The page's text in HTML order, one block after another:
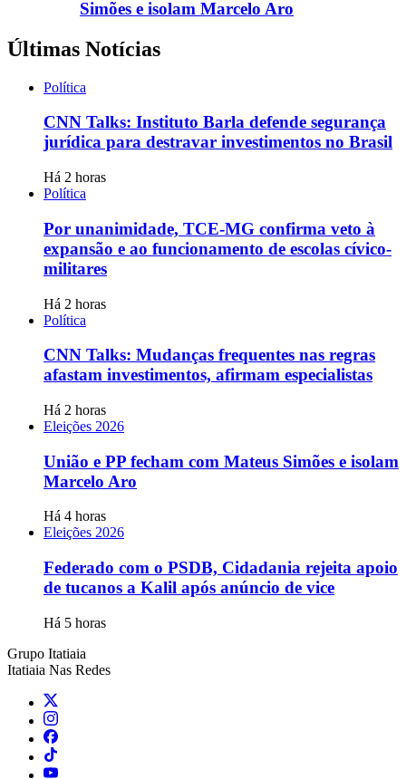
Simões e isolam Marcelo Aro
Últimas Notícias
Política
CNN Talks: Instituto Barla defende segurança
jurídica para destravar investimentos no Brasil
Há 2 horas
Política
Por unanimidade, TCE-MG confirma veto à
expansão e ao funcionamento de escolas cívico-
militares
Há 2 horas
Política
CNN Talks: Mudanças frequentes nas regras
afastam investimentos, afirmam especialistas
Há 2 horas
Eleições 2026
União e PP fecham com Mateus Simões e isolam
Marcelo Aro
Há 4 horas
Eleições 2026
Federado com o PSDB, Cidadania rejeita apoio
de tucanos a Kalil após anúncio de vice
Há 5 horas
Grupo Itatiaia
Itatiaia Nas Redes